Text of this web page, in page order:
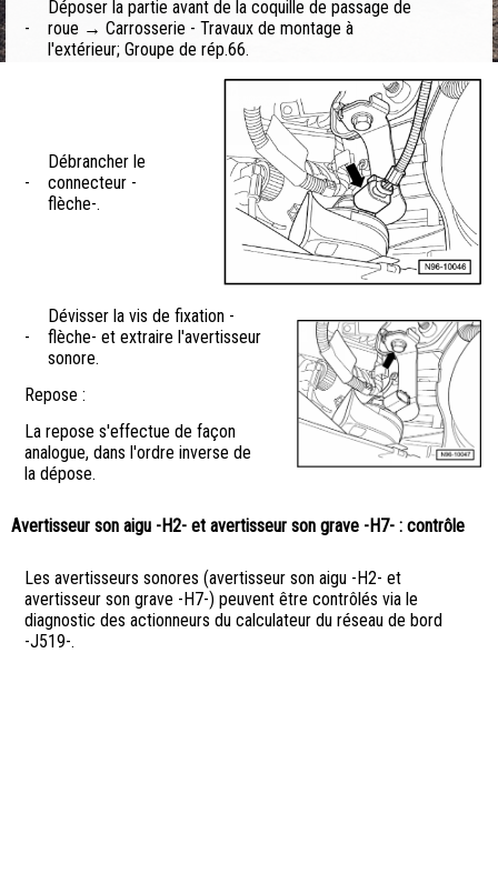
-
Déposer la partie avant de la coquille de passage de
roue → Carrosserie - Travaux de montage à
l'extérieur; Groupe de rép.66.
-
Débrancher le
connecteur -
flèche-.
-
Dévisser la vis de fixation -
flèche- et extraire l'avertisseur
sonore.
Repose :
La repose s'effectue de façon
analogue, dans l'ordre inverse de
la dépose.
Avertisseur son aigu -H2- et avertisseur son grave -H7- : contrôle
Les avertisseurs sonores (avertisseur son aigu -H2- et
avertisseur son grave -H7-) peuvent être contrôlés via le
diagnostic des actionneurs du calculateur du réseau de bord
-J519-.